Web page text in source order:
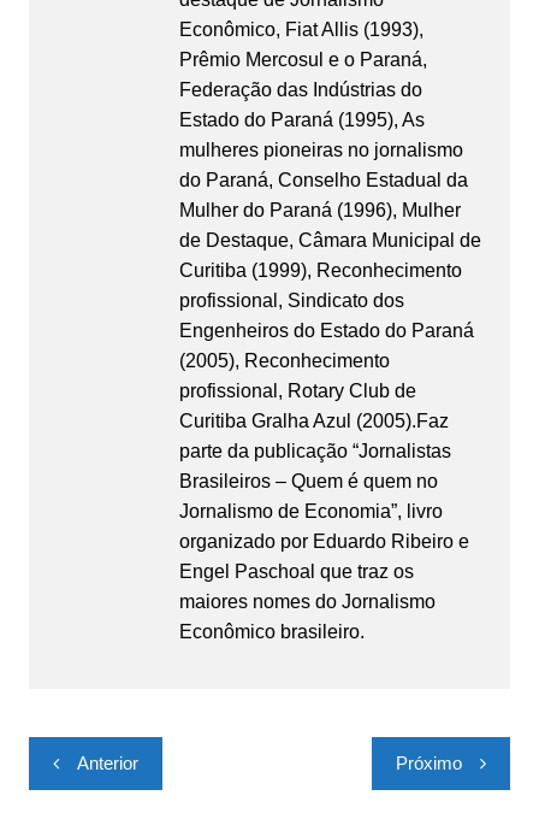
Econômico, Fiat Allis (1993),
Prêmio Mercosul e o Paraná,
Federação das Indústrias do
Estado do Paraná (1995), As
mulheres pioneiras no jornalismo
do Paraná, Conselho Estadual da
Mulher do Paraná (1996), Mulher
de Destaque, Câmara Municipal de
Curitiba (1999), Reconhecimento
profissional, Sindicato dos
Engenheiros do Estado do Paraná
(2005), Reconhecimento
profissional, Rotary Club de
Curitiba Gralha Azul (2005).Faz
parte da publicação “Jornalistas
Brasileiros – Quem é quem no
Jornalismo de Economia”, livro
organizado por Eduardo Ribeiro e
Engel Paschoal que traz os
maiores nomes do Jornalismo
Econômico brasileiro.
Navegação
de
Anterior Próximo